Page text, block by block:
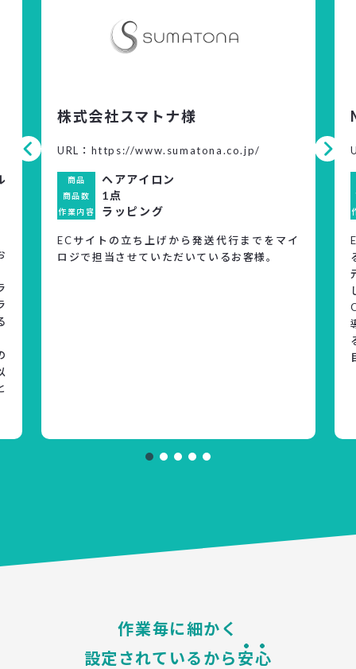
株式会社スマトナ様
URL：https://www.sumatona.co.jp/
商品 ヘアアイロン
商品数 1点
作業内容 ラッピング
ECサイトの立ち上げから発送代行までをマイ
ロジで担当させていただいているお客様。
作業毎に細かく
設定されているから 安心